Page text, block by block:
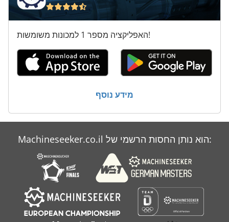
האפליקציה מספר 1 למכונות משומשות!
מידע נוסף
Machineseeker.co.il הוא נותן החסות הרשמי של: